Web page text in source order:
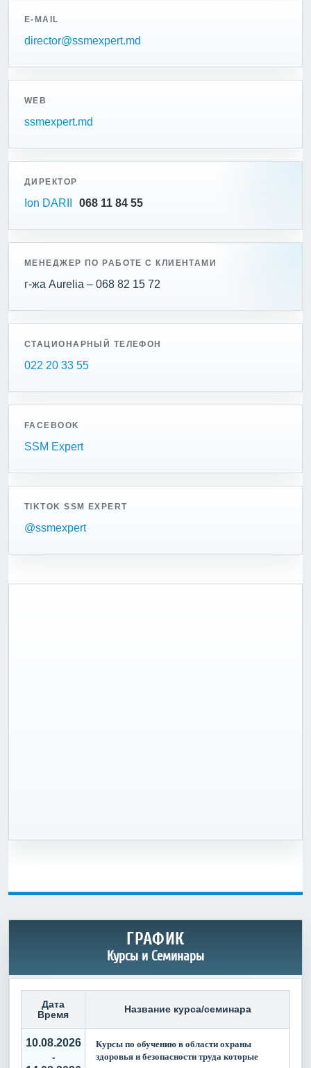
E-MAIL
director@ssmexpert.md
WEB
ssmexpert.md
ДИРЕКТОР
Ion DARII 068 11 84 55
МЕНЕДЖЕР ПО РАБОТЕ С КЛИЕНТАМИ
г-жа Aurelia – 068 82 15 72
СТАЦИОНАРНЫЙ ТЕЛЕФОН
022 20 33 55
FACEBOOK
SSM Expert
TIKTOK SSM EXPERT
@ssmexpert
ГРАФИК
Курсы и Семинары
Дата
Время
Название курса/семинара
10.08.2026
-
Курсы по обучению в области охраны
здоровья и безопасности труда которые